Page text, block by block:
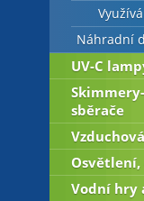
Náhradní
UV-C
sběrače
Vodní hry